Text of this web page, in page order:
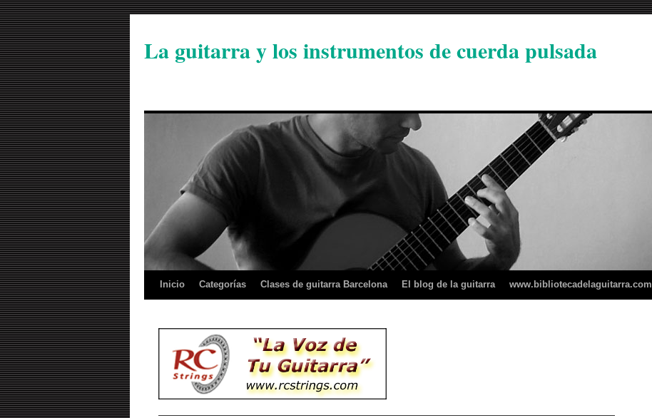
La guitarra y los instrumentos de cuerda pulsada
Inicio Categorías Clases de guitarra Barcelona El blog de la guitarra www.bibliotecadelaguitarra.com